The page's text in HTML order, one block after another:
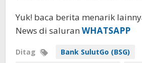
Yuk! baca berita menarik
News di saluran WHATSAPP
Ditag
Bank SulutGo (BSG)